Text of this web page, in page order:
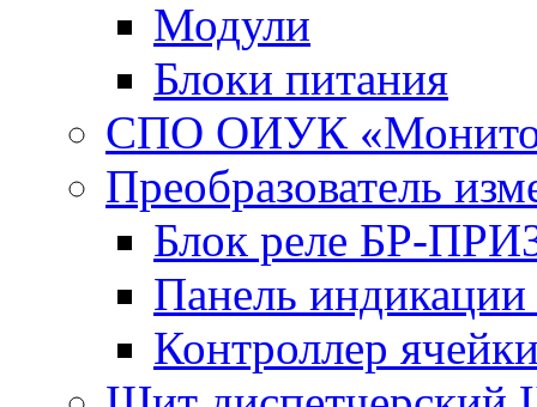
Модули
Блоки питания
СПО ОИУК
Преобразователь
Блок реле БР-
Панель
Контроллер